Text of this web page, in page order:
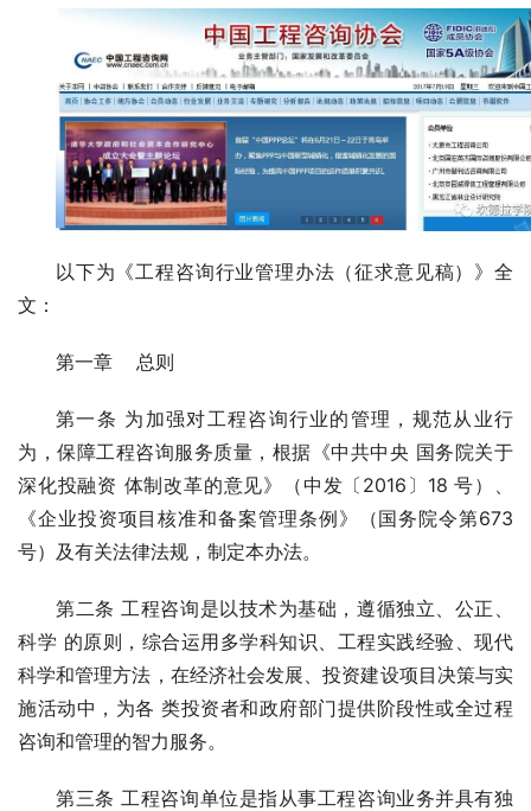
以下为《工程咨询行业管理办法（征求意见稿）》全
文：
第一章 总则
第一条 为加强对工程咨询行业的管理，规范从业行
为，保障工程咨询服务质量，根据《中共中央 国务院关于
深化投融资 体制改革的意见》（中发〔2016〕18 号）、
《企业投资项目核准和备案管理条例》（国务院令第673
号）及有关法律法规，制定本办法。
第二条 工程咨询是以技术为基础，遵循独立、公正、
科学 的原则，综合运用多学科知识、工程实践经验、现代
科学和管理方法，在经济社会发展、投资建设项目决策与实
施活动中，为各 类投资者和政府部门提供阶段性或全过程
咨询和管理的智力服务。
第三条 工程咨询单位是指从事工程咨询业务并具有独